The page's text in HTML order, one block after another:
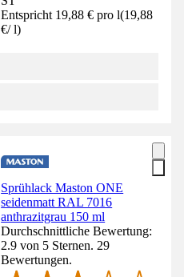
Entspricht 19,88 € pro l(19,88
€/ l)
Sprühlack Maston ONE
seidenmatt RAL 7016
anthrazitgrau 150 ml
Durchschnittliche Bewertung:
2.9 von 5 Sternen. 29
Bewertungen.